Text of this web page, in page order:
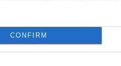
CONFIRM